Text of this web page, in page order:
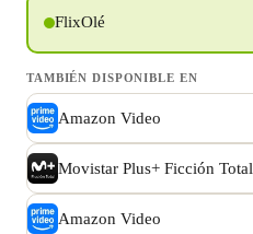
FlixOlé
TAMBIÉN DISPONIBLE EN
Amazon Video
Movistar Plus+ Ficción Total
Amazon Video